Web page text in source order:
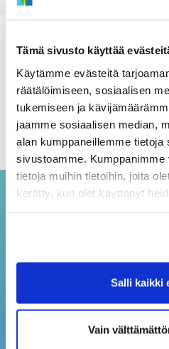
Tämä sivusto käyttää
Käytämme evästeitä
räätälöimiseen, sosiaalisen
tukemiseen ja
jaamme sosiaalisen median,
alan kumppaneillemme tietoja
sivustoamme. Kumppanimme
tietoja muihin tietoihin, joita
kerätty, kun olet käyttänyt
Salli kaikki
Vain
Arkistot
elokuu 2026
heinäkuu 2026
kesäkuu 2026
p. 08